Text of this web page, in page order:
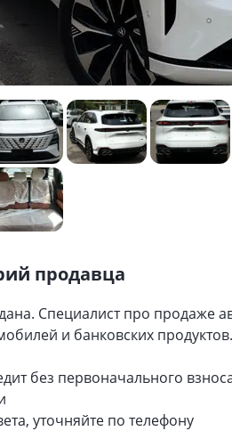
продавца
Специалист про продаже
и банковских продуктов.
без первоначального
уточняйте по телефону